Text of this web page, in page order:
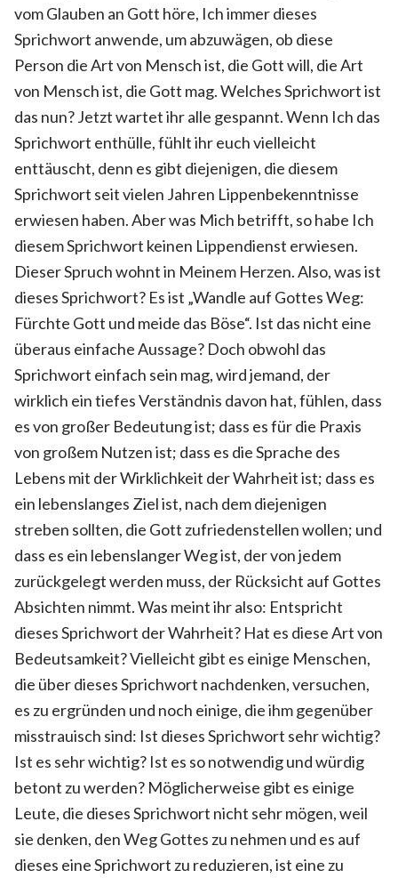
vom Glauben an Gott höre, Ich immer dieses
Sprichwort anwende, um abzuwägen, ob diese
Person die Art von Mensch ist, die Gott will, die Art
von Mensch ist, die Gott mag. Welches Sprichwort ist
das nun? Jetzt wartet ihr alle gespannt. Wenn Ich das
Sprichwort enthülle, fühlt ihr euch vielleicht
enttäuscht, denn es gibt diejenigen, die diesem
Sprichwort seit vielen Jahren Lippenbekenntnisse
erwiesen haben. Aber was Mich betrifft, so habe Ich
diesem Sprichwort keinen Lippendienst erwiesen.
Dieser Spruch wohnt in Meinem Herzen. Also, was ist
dieses Sprichwort? Es ist „Wandle auf Gottes Weg:
Fürchte Gott und meide das Böse“. Ist das nicht eine
überaus einfache Aussage? Doch obwohl das
Sprichwort einfach sein mag, wird jemand, der
wirklich ein tiefes Verständnis davon hat, fühlen, dass
es von großer Bedeutung ist; dass es für die Praxis
von großem Nutzen ist; dass es die Sprache des
Lebens mit der Wirklichkeit der Wahrheit ist; dass es
ein lebenslanges Ziel ist, nach dem diejenigen
streben sollten, die Gott zufriedenstellen wollen; und
dass es ein lebenslanger Weg ist, der von jedem
zurückgelegt werden muss, der Rücksicht auf Gottes
Absichten nimmt. Was meint ihr also: Entspricht
dieses Sprichwort der Wahrheit? Hat es diese Art von
Bedeutsamkeit? Vielleicht gibt es einige Menschen,
die über dieses Sprichwort nachdenken, versuchen,
es zu ergründen und noch einige, die ihm gegenüber
misstrauisch sind: Ist dieses Sprichwort sehr wichtig?
Ist es sehr wichtig? Ist es so notwendig und würdig
betont zu werden? Möglicherweise gibt es einige
Leute, die dieses Sprichwort nicht sehr mögen, weil
sie denken, den Weg Gottes zu nehmen und es auf
dieses eine Sprichwort zu reduzieren, ist eine zu